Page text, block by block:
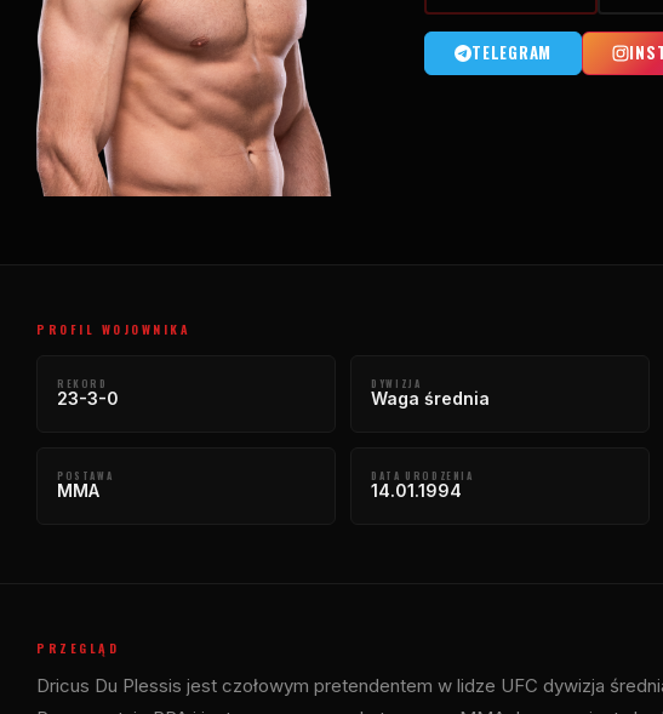
TELEGRAM
PROFIL WOJOWNIKA
REKORD
23-3-0
DYWIZJA
Waga średnia
POSTAWA
MMA
DATA URODZENIA
14.01.1994
PRZEGLĄD
Dricus Du Plessis jest czołowym pretendentem w lidze UFC dywizja